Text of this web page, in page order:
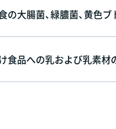
の大腸菌、緑膿菌、黄色ブ
食品への乳および乳素材の